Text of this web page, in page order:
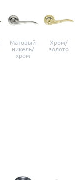
Матовый
никель/
хром
Хром/
золото